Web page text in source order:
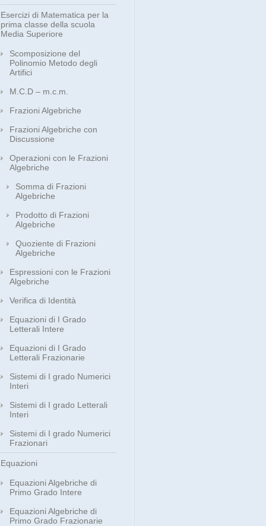
Esercizi di Matematica per la
prima classe della scuola
Media Superiore
Scomposizione del
Polinomio Metodo degli
Artifici
M.C.D – m.c.m.
Frazioni Algebriche
Frazioni Algebriche con
Discussione
Operazioni con le Frazioni
Algebriche
Somma di Frazioni
Algebriche
Prodotto di Frazioni
Algebriche
Quoziente di Frazioni
Algebriche
Espressioni con le Frazioni
Algebriche
Verifica di Identità
Equazioni di I Grado
Letterali Intere
Equazioni di I Grado
Letterali Frazionarie
Sistemi di I grado Numerici
Interi
Sistemi di I grado Letterali
Interi
Sistemi di I grado Numerici
Frazionari
Equazioni
Equazioni Algebriche di
Primo Grado Intere
Equazioni Algebriche di
Primo Grado Frazionarie